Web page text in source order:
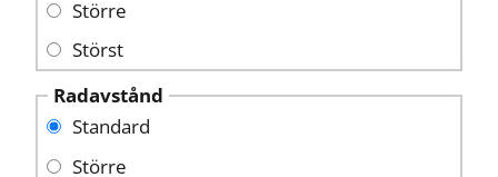
Större
Störst
Radavstånd
Standard
Större